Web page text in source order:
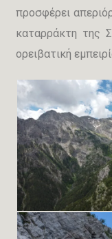
προσφέρει
καταρράκτη της
ορειβατική